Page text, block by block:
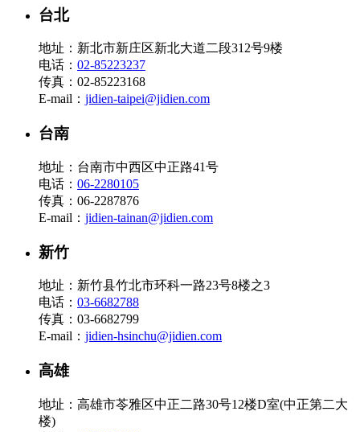
台北
地址：新北市新庄区新北大道二段312号9楼
电话： 02-85223237
传真：02-85223168
E-mail： jidien-taipei@jidien.com
台南
地址：台南市中西区中正路41号
电话： 06-2280105
传真：06-2287876
E-mail： jidien-tainan@jidien.com
新竹
地址：新竹县竹北市环科一路23号8楼之3
电话： 03-6682788
传真：03-6682799
E-mail： jidien-hsinchu@jidien.com
高雄
地址：高雄市苓雅区中正二路30号12楼D室(中正第二大
楼)